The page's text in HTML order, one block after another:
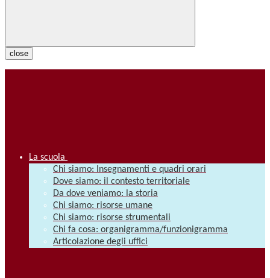
close
La scuola
Chi siamo: Insegnamenti e quadri orari
Dove siamo: il contesto territoriale
Da dove veniamo: la storia
Chi siamo: risorse umane
Chi siamo: risorse strumentali
Chi fa cosa: organigramma/funzionigramma
Articolazione degli uffici